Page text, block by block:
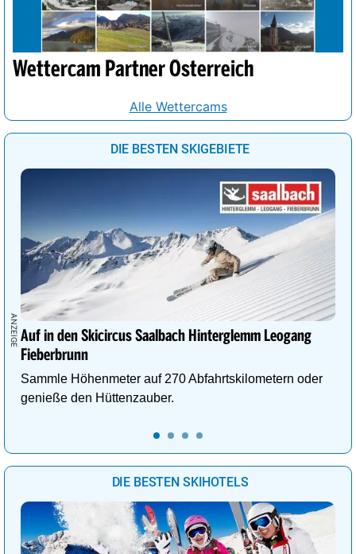
Wettercam Partner Österreich
Alle Wettercams
DIE BESTEN SKIGEBIETE
Auf in den Skicircus Saalbach Hinterglemm Leogang
Fieberbrunn
Sammle Höhenmeter auf 270 Abfahrtskilometern oder
genieße den Hüttenzauber.
DIE BESTEN SKIHOTELS